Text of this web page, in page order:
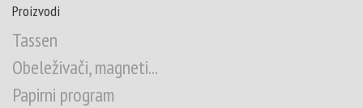
Proizvodi
Tassen
Obeleživači, magneti...
Papirni program